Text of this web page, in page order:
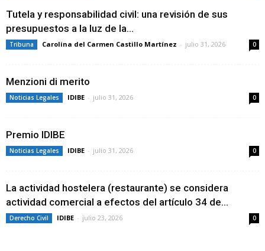
Tutela y responsabilidad civil: una revisión de sus
presupuestos a la luz de la...
Tribuna Carolina del Carmen Castillo Martínez - julio 31, 2026 0
Menzioni di merito
Noticias Legales IDIBE - julio 31, 2026 0
Premio IDIBE
Noticias Legales IDIBE - julio 31, 2026 0
La actividad hostelera (restaurante) se considera
actividad comercial a efectos del artículo 34 de...
Derecho Civil IDIBE - julio 23, 2026 0